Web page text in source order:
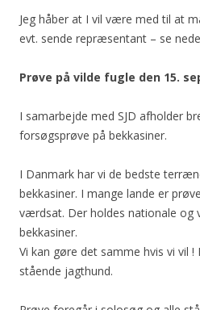
Jeg håber at I vil være med til at
evt. sende repræsentant – se
Prøve på vilde fugle den 15.
I samarbejde med SJD afholder
forsøgsprøve på bekkasiner.
I Danmark har vi de bedste
bekkasiner. I mange lande er
værdsat. Der holdes nationale og
bekkasiner.
Vi kan gøre det samme hvis vi vil !
stående jagthund.